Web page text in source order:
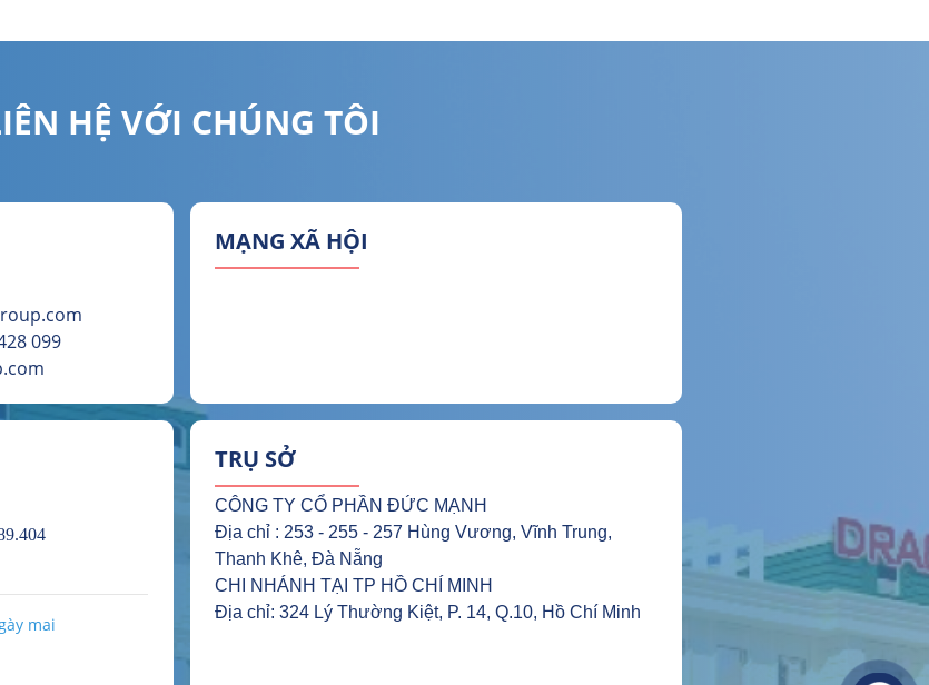
HỆ VỚI CHÚNG TÔI
099
MẠNG XÃ HỘI
mai​
TRỤ SỞ
CÔNG TY CỔ PHẦN ĐỨC MẠNH
Địa chỉ : 253 - 255 - 257 Hùng Vương, Vĩnh Trung,
Thanh Khê, Đà Nẵng
CHI NHÁNH TẠI TP HỒ CHÍ MINH
Địa chỉ: 324 Lý Thường Kiệt, P. 14, Q.10, Hồ Chí Minh